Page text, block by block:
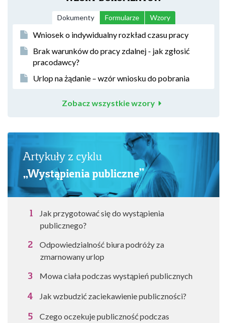
Dokumenty Formularze Wzory
Wniosek o indywidualny rozkład czasu pracy
Brak warunków do pracy zdalnej - jak zgłosić
pracodawcy?
Urlop na żądanie – wzór wniosku do pobrania
Zobacz wszystkie wzory
Artykuły z cyklu
„Wystąpienia publiczne”
Jak przygotować się do wystąpienia
publicznego?
Odpowiedzialność biura podróży za
zmarnowany urlop
Mowa ciała podczas wystąpień publicznych
Jak wzbudzić zaciekawienie publiczności?
Czego oczekuje publiczność podczas